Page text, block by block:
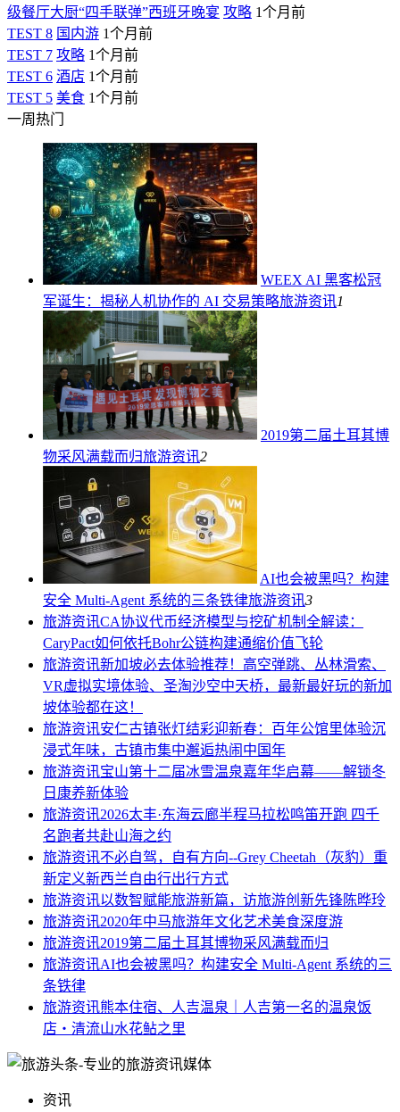
级餐厅大厨“四手联弹”西班牙晚宴 攻略 1个月前
TEST 8 国内游 1个月前
TEST 7 攻略 1个月前
TEST 6 酒店 1个月前
TEST 5 美食 1个月前
一周热门
WEEX AI 黑客松冠
军诞生：揭秘人机协作的 AI 交易策略旅游资讯1
2019第二届土耳其博
物采风满载而归旅游资讯2
AI也会被黑吗？构建
安全 Multi-Agent 系统的三条铁律旅游资讯3
旅游资讯CA协议代币经济模型与挖矿机制全解读：
CaryPact如何依托Bohr公链构建通缩价值飞轮
旅游资讯新加坡必去体验推荐！高空弹跳、丛林滑索、
VR虚拟实境体验、圣淘沙空中天桥，最新最好玩的新加
坡体验都在这！
旅游资讯安仁古镇张灯结彩迎新春：百年公馆里体验沉
浸式年味，古镇市集中邂逅热闹中国年
旅游资讯宝山第十二届冰雪温泉嘉年华启幕——解锁冬
日康养新体验
旅游资讯2026太丰·东海云廊半程马拉松鸣笛开跑 四千
名跑者共赴山海之约
旅游资讯不必自驾，自有方向--Grey Cheetah（灰豹）重
新定义新西兰自由行出行方式
旅游资讯以数智赋能旅游新篇，访旅游创新先锋陈晔玲
旅游资讯2020年中马旅游年文化艺术美食深度游
旅游资讯2019第二届土耳其博物采风满载而归
旅游资讯AI也会被黑吗？构建安全 Multi-Agent 系统的三
条铁律
旅游资讯熊本住宿、人吉温泉｜人吉第一名的温泉饭
店・清流山水花鲇之里
资讯